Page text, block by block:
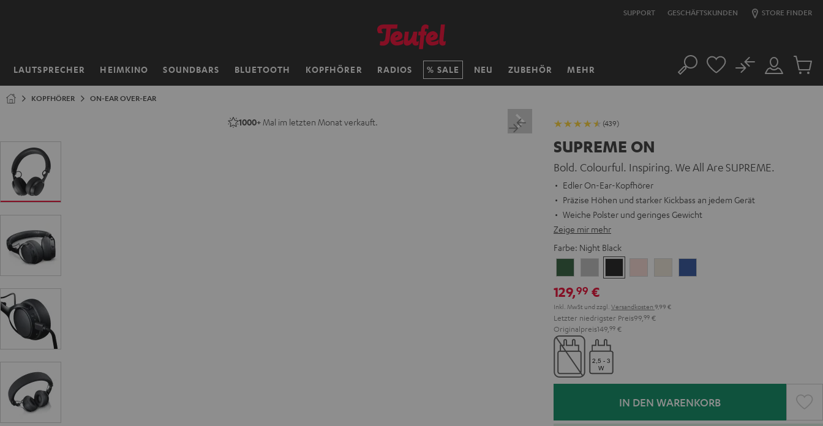
SUPPORT GESCHÄFTSKUNDEN STORE FINDER
LAUTSPRECHER HEIMKINO SOUNDBARS BLUETOOTH KOPFHÖRER RADIOS SALE NEU ZUBEHÖR MEHR
Startseite Suche
Mein
Konto
No
Artikel
KOPFHÖRER ON-EAR OVER-EAR
1000+ Mal im letzten Monat verkauft. (439)
SUPREME ON
Bold. Colourful. Inspiring. We All Are SUPREME.
Edler On-Ear-Kopfhörer
Präzise Höhen und starker Kickbass an jedem Gerät
Weiche Polster und geringes Gewicht
Zeige mir mehr
Farbe: Night Black
Green Gray
Black
White
129,99 €
Inkl. MwSt und zzgl. Versandkosten 9,99 €
Letzter niedrigster Preis99, 99 €
Originalpreis149, 99 €
IN DEN WARENKORB